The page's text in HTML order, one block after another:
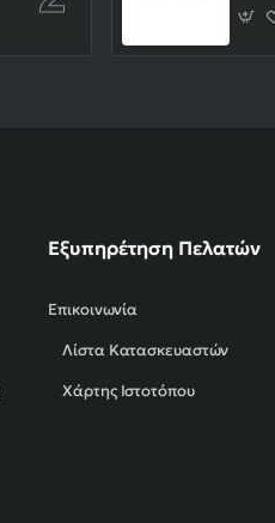
Εξυπηρέτηση Πελατών
Επικοινωνία
Λίστα Κατασκευαστών
Χάρτης Ιστοτόπου